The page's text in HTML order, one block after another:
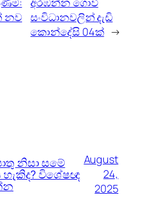
නව
සංවිධානවලින් දැඩි
කොන්දේසි 04ක් →
නිසා සමේ
විශේෂඥ
August
24,
2025